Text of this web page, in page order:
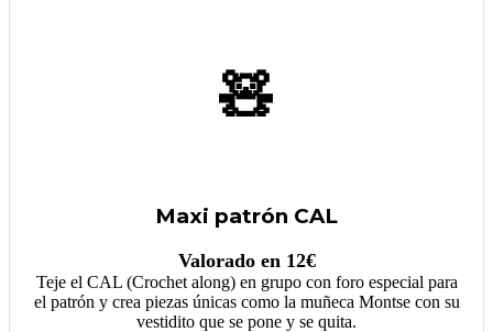
🧸
Maxi patrón CAL
Valorado en 12€
Teje el CAL (Crochet along) en grupo con foro especial para
el patrón y crea piezas únicas como la muñeca Montse con su
vestidito que se pone y se quita.